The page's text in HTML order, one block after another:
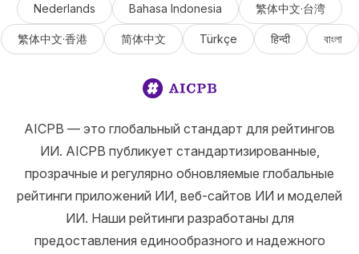
Nederlands Bahasa Indonesia 繁体中文·台湾
繁体中文·香港 简体中文 Türkçe हिन्दी বাংলা
AICPB — это глобальный стандарт для рейтингов
ИИ. AICPB публикует стандартизированные,
прозрачные и регулярно обновляемые глобальные
рейтинги приложений ИИ, веб-сайтов ИИ и моделей
ИИ. Наши рейтинги разработаны для
предоставления единообразного и надежного